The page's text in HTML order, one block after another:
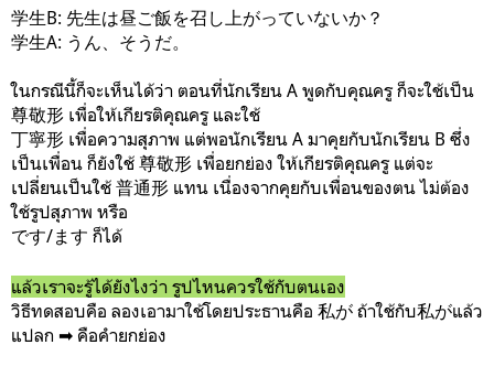
学生B: 先生は昼ご飯を召し上がっていないか？
学生A: うん、そうだ。
ในกรณีนี้ก็จะเห็นได้ว่า ตอนที่นักเรียน A พูดกับคุณครู ก็จะใช้เป็น
尊敬形 เพื่อให้เกียรติคุณครู และใช้
丁寧形 เพื่อความสุภาพ แต่พอนักเรียน A มาคุยกับนักเรียน B ซึ่ง
เป็นเพื่อน ก็ยังใช้ 尊敬形 เพื่อยกย่อง ให้เกียรติคุณครู แต่จะ
เปลี่ยนเป็นใช้ 普通形 แทน เนื่องจากคุยกับเพื่อนของตน ไม่ต้อง
ใช้รูปสุภาพ หรือ
です/ます ก็ได้
แล้วเราจะรู้ได้ยังไงว่า รูปไหนควรใช้กับตนเอง
วิธีทดสอบคือ ลองเอามาใช้โดยประธานคือ 私が ถ้าใช้กับ私がแล้ว
แปลก ➡︎ คือคำยกย่อง